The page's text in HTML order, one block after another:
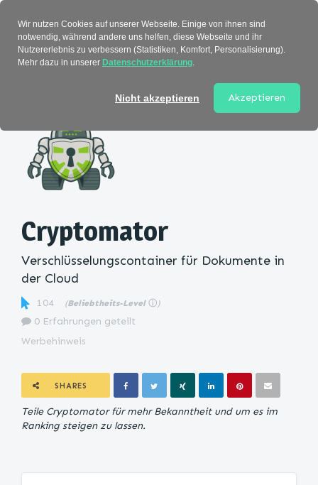
Cryptomator
Verschlüsselungscontainer für Dokumente in
der Cloud
104 (Beliebtheits-Level ⓘ )
0 Erfahrungen geteilt
Werbehinweis
SHARES
Teile Cryptomator für mehr Bekanntheit und um es im
Ranking steigen zu lassen.
Wir nutzen Cookies auf unserer Webseite. Einige von ihnen sind
notwendig, während andere uns helfen, diese Webseite und ihr
Nutzererlebnis zu verbessern (Statistiken, Komfort, Personalisierung).
Mehr dazu in unserer Datenschutzerklärung.
Nicht akzeptieren Akzeptieren